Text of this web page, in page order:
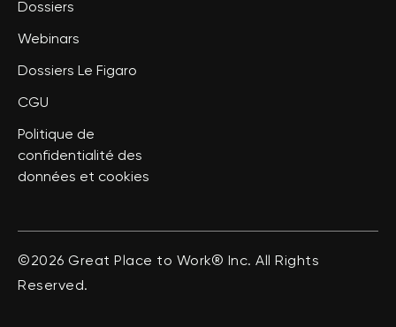
Dossiers
Webinars
Dossiers Le Figaro
CGU
Politique de
confidentialité des
données et cookies
©2026 Great Place to Work® Inc. All Rights
Reserved.